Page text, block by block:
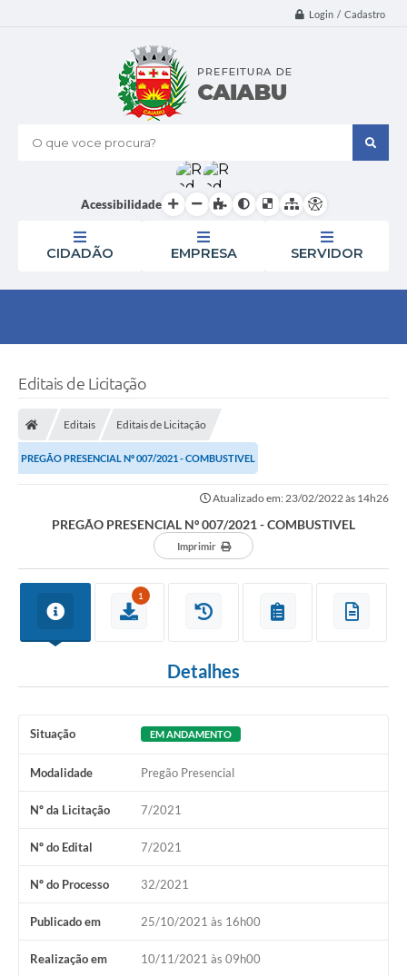
Login / Cadastro
O que voce procura?
Acessibilidade
CIDADÃO EMPRESA SERVIDOR
Editais de Licitação
Editais Editais de Licitação
PREGÃO PRESENCIAL Nº 007/2021 - COMBUSTIVEL
Atualizado em: 23/02/2022 às 14h26
PREGÃO PRESENCIAL Nº 007/2021 - COMBUSTIVEL
Imprimir
1
Detalhes
Situação EM ANDAMENTO
Modalidade Pregão Presencial
Nº da Licitação 7/2021
Nº do Edital 7/2021
Nº do Processo 32/2021
Publicado em 25/10/2021 às 16h00
Realização em 10/11/2021 às 09h00